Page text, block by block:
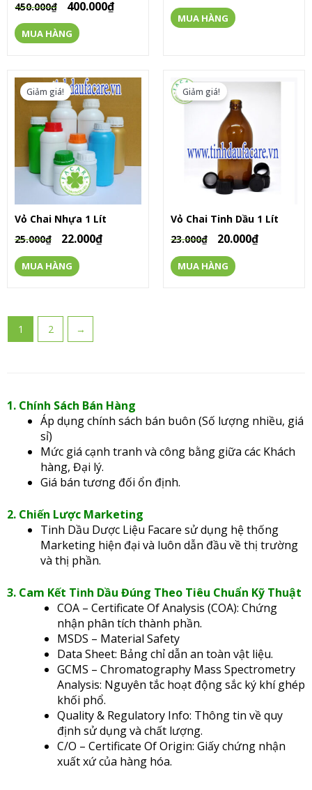
450.000₫ 400.000₫
MUA HÀNG
MUA HÀNG
Giảm giá!
Vỏ Chai Nhựa 1 Lít
25.000₫ 22.000₫
MUA HÀNG
Giảm giá!
Vỏ Chai Tinh Dầu 1 Lít
23.000₫ 20.000₫
MUA HÀNG
1 2 →
1. Chính Sách Bán Hàng
Áp dụng chính sách bán buôn (Số lượng nhiều, giá
sỉ)
Mức giá cạnh tranh và công bằng giữa các Khách
hàng, Đại lý.
Giá bán tương đối ổn định.
2. Chiến Lược Marketing
Tinh Dầu Dược Liệu Facare sử dụng hệ thống
Marketing hiện đại và luôn dẫn đầu về thị trường
và thị phần.
3. Cam Kết Tinh Dầu Đúng Theo Tiêu Chuẩn Kỹ Thuật
COA – Certificate Of Analysis (COA): Chứng
nhận phân tích thành phần.
MSDS – Material Safety
Data Sheet: Bảng chỉ dẫn an toàn vật liệu.
GCMS – Chromatography Mass Spectrometry
Analysis: Nguyên tắc hoạt động sắc ký khí ghép
khối phổ.
Quality & Regulatory Info: Thông tin về quy
định sử dụng và chất lượng.
C/O – Certificate Of Origin: Giấy chứng nhận
xuất xứ của hàng hóa.